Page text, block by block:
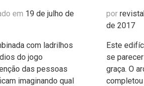
em 19 de julho de
com ladrilhos
do jogo
das pessoas
imaginando qual
por
de 2017
Este
se
graça. O